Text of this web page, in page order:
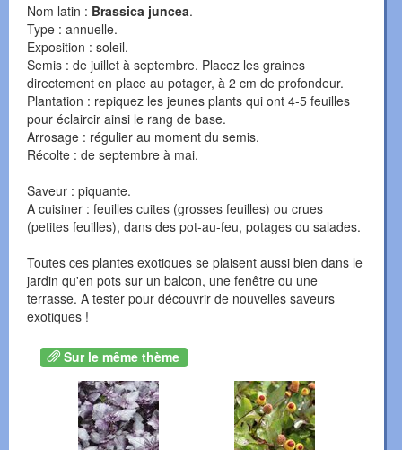
Nom latin : Brassica juncea.
Type : annuelle.
Exposition : soleil.
Semis : de juillet à septembre. Placez les graines
directement en place au potager, à 2 cm de profondeur.
Plantation : repiquez les jeunes plants qui ont 4-5 feuilles
pour éclaircir ainsi le rang de base.
Arrosage : régulier au moment du semis.
Récolte : de septembre à mai.
Saveur : piquante.
A cuisiner : feuilles cuites (grosses feuilles) ou crues
(petites feuilles), dans des pot-au-feu, potages ou salades.
Toutes ces plantes exotiques se plaisent aussi bien dans le
jardin qu'en pots sur un balcon, une fenêtre ou une
terrasse. A tester pour découvrir de nouvelles saveurs
exotiques !
Sur le même thème